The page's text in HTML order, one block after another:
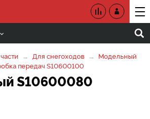
Для снегоходов
Модельный
передач S10600100
S10600080